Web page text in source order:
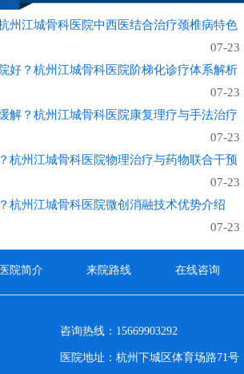
州江城骨科医院中西医结合治疗颈椎病特色
07-23
好？杭州江城骨科医院阶梯化诊疗体系解析
07-23
解？杭州江城骨科医院康复理疗与手法治疗
07-23
杭州江城骨科医院物理治疗与药物联合干预
07-23
杭州江城骨科医院微创消融技术优势介绍
07-23
医院简介 来院路线 在线咨询
咨询热线：15669903292
医院地址：杭州下城区体育场路71号